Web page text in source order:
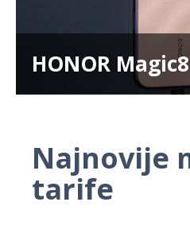
HONOR
Najnovije
tarife